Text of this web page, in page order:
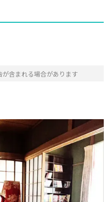
含まれる場合があります